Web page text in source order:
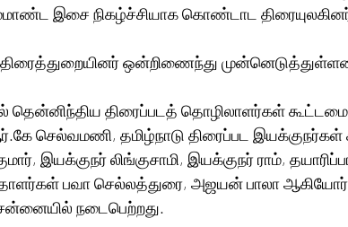
இசை நிகழ்ச்சியாக கொண்டாட
ஒன்றிணைந்து
செல்வமணி, தமிழ்நாடு திரைப்பட
இயக்குநர் லிங்குசாமி, இயக்குநர் ராம்,
பவா செல்லத்துரை, அஜயன் பாலா
நடைபெற்றது.